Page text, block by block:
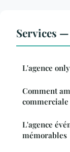
Services
L'agence
Comment
L'agence
mémorables